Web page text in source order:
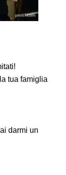
tua famiglia
darmi un